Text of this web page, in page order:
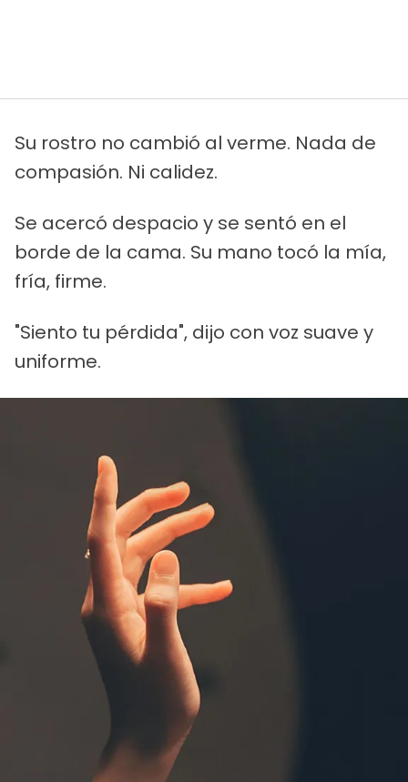
Su rostro no cambió al verme. Nada de
compasión. Ni calidez.
Se acercó despacio y se sentó en el
borde de la cama. Su mano tocó la mía,
fría, firme.
"Siento tu pérdida", dijo con voz suave y
uniforme.